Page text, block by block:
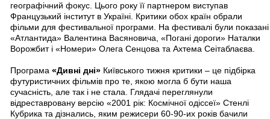
географічний фокус. Цього року її партнером виступав
Французький інститут в Україні. Критики обох країн обрали
фільми для фестивальної програми. На фестивалі були показані
«Атлантида» Валентина Васяновича, «Погані дороги» Наталки
Ворожбит і «Номери» Олега Сенцова та Ахтема Сеітаблаєва.
Програма «Дивні дні» Київського тижня критики – це підбірка
футуристичних фільмів про те, якою могла б бути наша
сучасність, але так і не стала. Глядачі переглянули
відреставровану версію «2001 рік: Космічної одіссеї» Стенлі
Кубрика та дізнались, яким режисери 60-90-их років бачили